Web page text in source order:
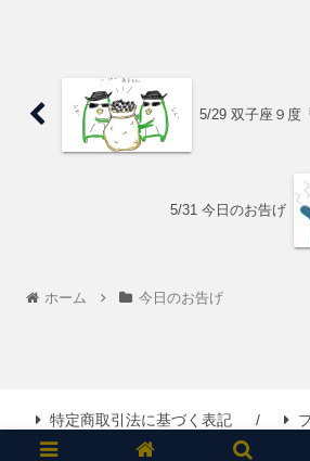
5/29 双子座９度
5/31 今日のお告げ
ホーム 今日のお告げ
特定商取引法に基づく表記
Copyright © 2016 人生の種明かし All